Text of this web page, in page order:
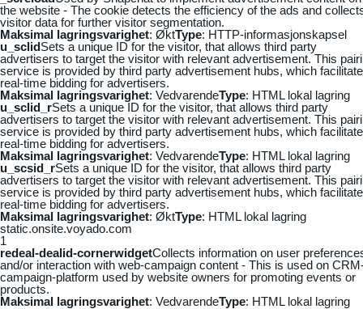
the website - The cookie detects the efficiency of the ads and
visitor data for further visitor segmentation.
Maksimal lagringsvarighet: ØktType: HTTP-informasjonskapsel
u_sclidSets a unique ID for the visitor, that allows third party
advertisers to target the visitor with relevant advertisement. This
service is provided by third party advertisement hubs, which
real-time bidding for advertisers.
Maksimal lagringsvarighet: VedvarendeType: HTML lokal lagring
u_sclid_rSets a unique ID for the visitor, that allows third party
advertisers to target the visitor with relevant advertisement. This
service is provided by third party advertisement hubs, which
real-time bidding for advertisers.
Maksimal lagringsvarighet: VedvarendeType: HTML lokal lagring
u_scsid_rSets a unique ID for the visitor, that allows third party
advertisers to target the visitor with relevant advertisement. This
service is provided by third party advertisement hubs, which
real-time bidding for advertisers.
Maksimal lagringsvarighet: ØktType: HTML lokal lagring
static.onsite.voyado.com
1
redeal-dealid-cornerwidgetCollects information on user
and/or interaction with web-campaign content - This is used on
campaign-platform used by website owners for promoting events or
products.
Maksimal lagringsvarighet: VedvarendeType: HTML lokal lagring